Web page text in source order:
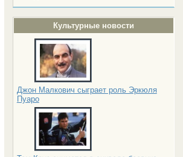
Культурные новости
Джон Малкович сыграет роль Эркюля
Пуаро